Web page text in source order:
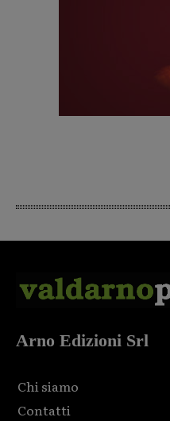
Arno Edizioni Srl
Chi siamo
Contatti